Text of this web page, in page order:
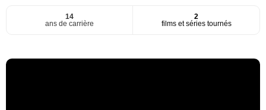
14
ans de carrière
2
films et séries tournés